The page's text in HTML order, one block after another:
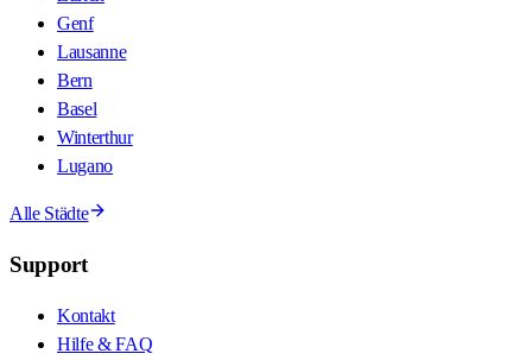
Genf
Lausanne
Bern
Basel
Winterthur
Lugano
Alle Städte
Support
Kontakt
Hilfe & FAQ